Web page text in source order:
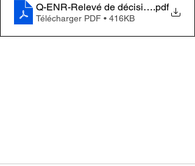
Q-ENR-Relevé de décisions CVS3
.pdf
Télécharger PDF • 416KB